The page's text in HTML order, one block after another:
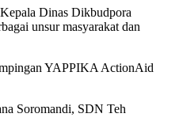
Dinas Dikbudpora
unsur masyarakat dan
YAPPIKA ActionAid
Soromandi, SDN Teh